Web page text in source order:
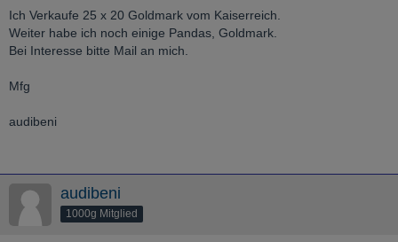
Ich Verkaufe 25 x 20 Goldmark vom Kaiserreich.
Weiter habe ich noch einige Pandas, Goldmark.
Bei Interesse bitte Mail an mich.
Mfg
audibeni
audibeni
1000g Mitglied